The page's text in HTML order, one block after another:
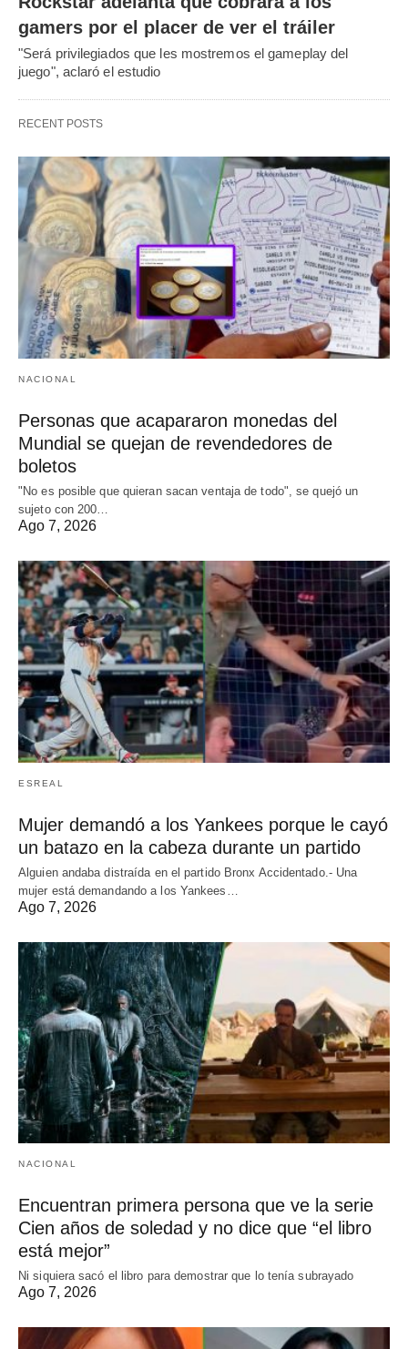
gamers por el placer de ver el tráiler
"Será privilegiados que les mostremos el gameplay del
juego", aclaró el estudio
RECENT POSTS
NACIONAL
Personas que acapararon monedas del
Mundial se quejan de revendedores de
boletos
"No es posible que quieran sacan ventaja de todo", se quejó un
sujeto con 200…
Ago 7, 2026
ESREAL
Mujer demandó a los Yankees porque le cayó
un batazo en la cabeza durante un partido
Alguien andaba distraída en el partido Bronx Accidentado.- Una
mujer está demandando a los Yankees…
Ago 7, 2026
NACIONAL
Encuentran primera persona que ve la serie
Cien años de soledad y no dice que “el libro
está mejor”
Ni siquiera sacó el libro para demostrar que lo tenía subrayado
Ago 7, 2026